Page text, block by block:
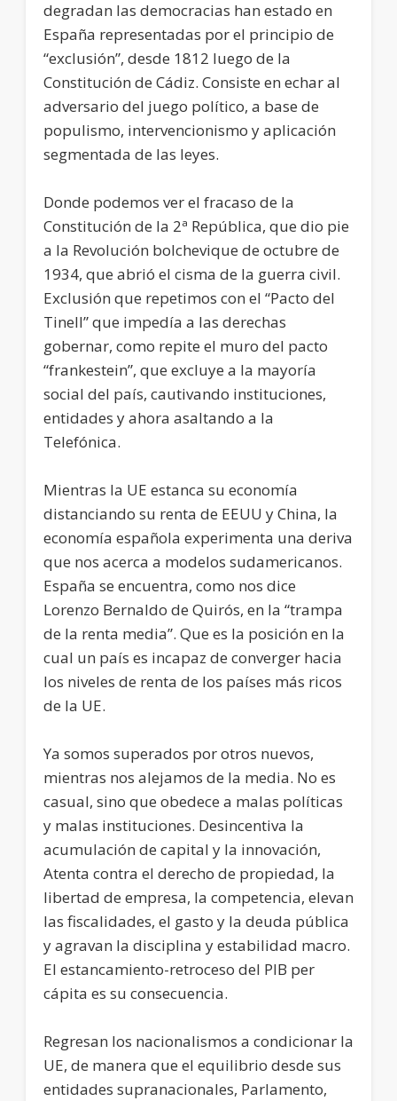
degradan las democracias han estado en
España representadas por el principio de
“exclusión”, desde 1812 luego de la
Constitución de Cádiz. Consiste en echar al
adversario del juego político, a base de
populismo, intervencionismo y aplicación
segmentada de las leyes.
Donde podemos ver el fracaso de la
Constitución de la 2ª República, que dio pie
a la Revolución bolchevique de octubre de
1934, que abrió el cisma de la guerra civil.
Exclusión que repetimos con el “Pacto del
Tinell” que impedía a las derechas
gobernar, como repite el muro del pacto
“frankestein”, que excluye a la mayoría
social del país, cautivando instituciones,
entidades y ahora asaltando a la
Telefónica.
Mientras la UE estanca su economía
distanciando su renta de EEUU y China, la
economía española experimenta una deriva
que nos acerca a modelos sudamericanos.
España se encuentra, como nos dice
Lorenzo Bernaldo de Quirós, en la “trampa
de la renta media”. Que es la posición en la
cual un país es incapaz de converger hacia
los niveles de renta de los países más ricos
de la UE.
Ya somos superados por otros nuevos,
mientras nos alejamos de la media. No es
casual, sino que obedece a malas políticas
y malas instituciones. Desincentiva la
acumulación de capital y la innovación,
Atenta contra el derecho de propiedad, la
libertad de empresa, la competencia, elevan
las fiscalidades, el gasto y la deuda pública
y agravan la disciplina y estabilidad macro.
El estancamiento-retroceso del PIB per
cápita es su consecuencia.
Regresan los nacionalismos a condicionar la
UE, de manera que el equilibrio desde sus
entidades supranacionales, Parlamento,